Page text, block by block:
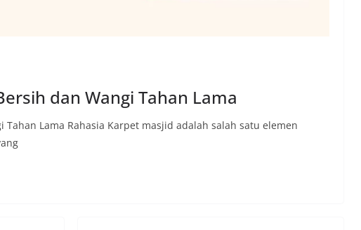
dan Wangi Tahan Lama
Tahan Lama Rahasia Karpet masjid adalah salah satu elemen